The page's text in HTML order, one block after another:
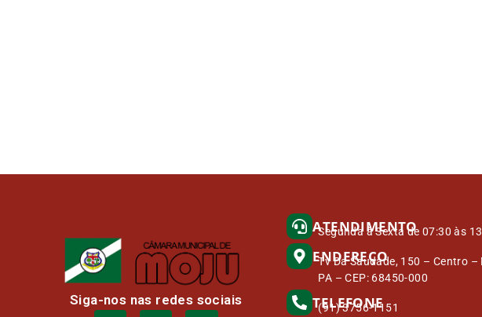
Siga-nos nas redes sociais
ATENDIMENTO
Segunda à Sexta de 07:30 às
ENDEREÇO
Tv Da Saudade, 150 – Centro –
PA – CEP: 68450-000
TELEFONE
(91) 3756-1151